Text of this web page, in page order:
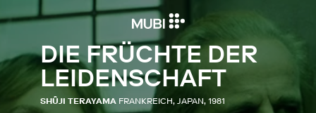
DIE FRÜCHTE DER
LEIDENSCHAFT
SHÛJI TERAYAMA FRANKREICH, JAPAN, 1981